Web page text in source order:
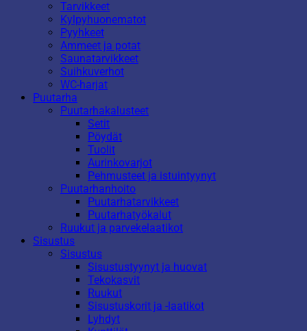
Tarvikkeet
Kylpyhuonematot
Pyyhkeet
Ammeet ja potat
Saunatarvikkeet
Suihkuverhot
WC-harjat
Puutarha
Puutarhakalusteet
Setit
Pöydät
Tuolit
Aurinkovarjot
Pehmusteet ja istuintyynyt
Puutarhanhoito
Puutarhatarvikkeet
Puutarhatyökalut
Ruukut ja parvekelaatikot
Sisustus
Sisustus
Sisustustyynyt ja huovat
Tekokasvit
Ruukut
Sisustuskorit ja -laatikot
Lyhdyt